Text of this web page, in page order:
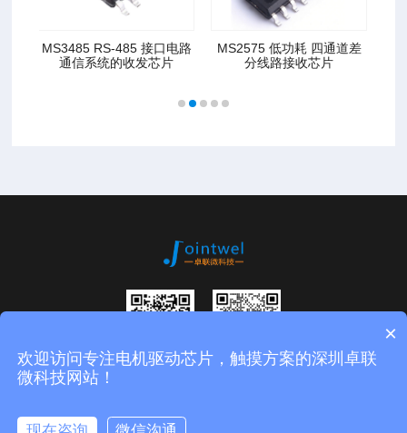
MS3485 RS-485 接口电路
通信系统的收发芯片
MS2575 低功耗 四通道差
分线路接收芯片
扫码进入公众
微信二维码
版权所有：深圳市卓联微科技有限公司
×
欢迎访问专注电机驱动芯片，触摸方案的深圳卓联
微科技网站！